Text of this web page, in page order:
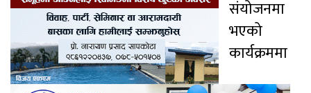
संयोजनमा
भएको
कार्यक्रममा